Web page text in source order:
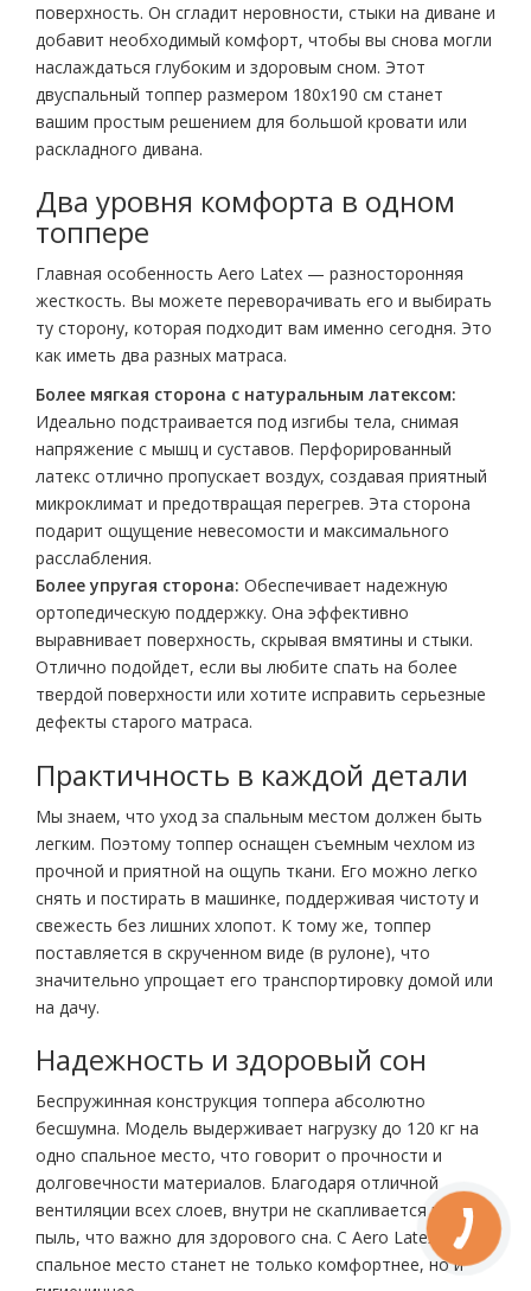
поверхность. Он сгладит неровности, стыки на диване и
добавит необходимый комфорт, чтобы вы снова могли
наслаждаться глубоким и здоровым сном. Этот
двуспальный топпер размером 180х190 см станет
вашим простым решением для большой кровати или
раскладного дивана.
Два уровня комфорта в одном
топпере
Главная особенность Aero Latex — разносторонняя
жесткость. Вы можете переворачивать его и выбирать
ту сторону, которая подходит вам именно сегодня. Это
как иметь два разных матраса.
Более мягкая сторона с натуральным латексом:
Идеально подстраивается под изгибы тела, снимая
напряжение с мышц и суставов. Перфорированный
латекс отлично пропускает воздух, создавая приятный
микроклимат и предотвращая перегрев. Эта сторона
подарит ощущение невесомости и максимального
расслабления.
Более упругая сторона: Обеспечивает надежную
ортопедическую поддержку. Она эффективно
выравнивает поверхность, скрывая вмятины и стыки.
Отлично подойдет, если вы любите спать на более
твердой поверхности или хотите исправить серьезные
дефекты старого матраса.
Практичность в каждой детали
Мы знаем, что уход за спальным местом должен быть
легким. Поэтому топпер оснащен съемным чехлом из
прочной и приятной на ощупь ткани. Его можно легко
снять и постирать в машинке, поддерживая чистоту и
свежесть без лишних хлопот. К тому же, топпер
поставляется в скрученном виде (в рулоне), что
значительно упрощает его транспортировку домой или
на дачу.
Надежность и здоровый сон
Беспружинная конструкция топпера абсолютно
бесшумна. Модель выдерживает нагрузку до 120 кг на
одно спальное место, что говорит о прочности и
долговечности материалов. Благодаря отличной
вентиляции всех слоев, внутри не скапливается влага и
пыль, что важно для здорового сна. С Aero Latex ваше
спальное место станет не только комфортнее, но и